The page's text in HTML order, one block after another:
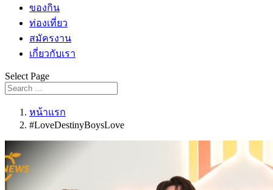
ของกิน
ท่องเที่ยว
สมัครงาน
เกี่ยวกับเรา
Select Page
หน้าแรก
#LoveDestinyBoysLove